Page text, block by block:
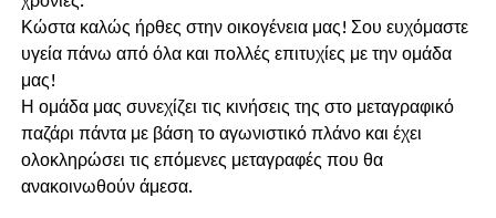
Κώστα καλώς ήρθες στην οικογένεια μας! Σου ευχόμαστε
υγεία πάνω από όλα και πολλές επιτυχίες με την ομάδα
μας!
Η ομάδα μας συνεχίζει τις κινήσεις της στο μεταγραφικό
παζάρι πάντα με βάση το αγωνιστικό πλάνο και έχει
ολοκληρώσει τις επόμενες μεταγραφές που θα
ανακοινωθούν άμεσα.